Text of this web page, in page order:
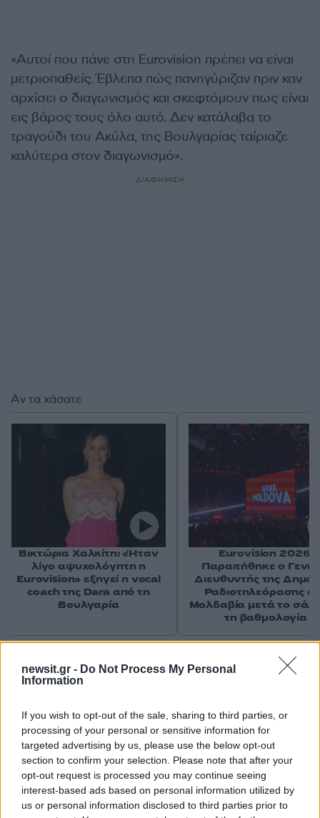
newsit.gr - Do Not Process My Personal
Information
If you wish to opt-out of the sale, sharing to third parties, or
processing of your personal or sensitive information for
targeted advertising by us, please use the below opt-out
section to confirm your selection. Please note that after your
opt-out request is processed you may continue seeing
interest-based ads based on personal information utilized by
us or personal information disclosed to third parties prior to
«Αυτοί που πάνε στη Eurovision πρέπει να είναι
μετριοπαθείς. Έβλεπα πώς πανηγύριζαν πριν καν
αρχίσει ο διαγωνισμός και σκεφτόμουν πως είναι
εις βάρος τους όλο αυτό. Δεν κατάλαβα το
τραγούδι του Ακύλα, της Βουλγαρίας ταίριαζε
καλύτερα στον διαγωνισμό».
ΔΙΑΦΗΜΙΣΗ
Σχόλια
Σχολίασε εδώ
50 /50
Αν τα χάσατε
Βικτώρια Χαλκίτη: «Ήταν
λίγο αψυχολόγητη η
Eurovision» εξηγεί η vocal
coach της Dara από τη
Βουλγαρία
Eurovision 2026:
Παραιτήθηκε ο
Διευθυντής της
Ραδιοτηλεόρασης
Μολδαβία μετά το
τη βαθμολογία